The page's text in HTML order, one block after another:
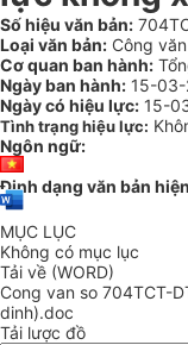
Số hiệu văn bản:
Loại văn bản: Công văn
Cơ quan ban hành:
Ngày ban hành: 15-
Ngày có hiệu lực: 15-
Tình trạng hiệu lực:
Ngôn ngữ:
Định dạng văn bản
MỤC LỤC
Không có mục lục
Tải về (WORD)
Cong van so 704TCT-
dinh).doc
Tải lược đồ